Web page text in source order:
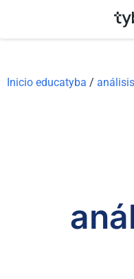
Inicio educatyba /